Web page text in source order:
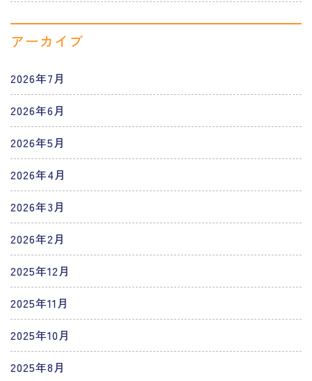
アーカイブ
2026年7月
2026年6月
2026年5月
2026年4月
2026年3月
2026年2月
2025年12月
2025年11月
2025年10月
2025年8月